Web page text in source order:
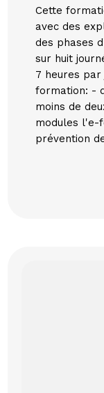
Cette
avec des
des phases
sur huit
7 heures
formation: -
moins de
modules l'e-
prévention